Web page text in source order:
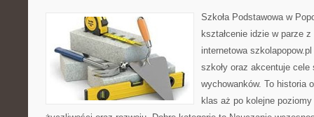
Szkoła Podstawowa w
kształcenie idzie w parze
internetowa
szkoły oraz akcentuje cele
wychowanków. To historia
klas aż po kolejne